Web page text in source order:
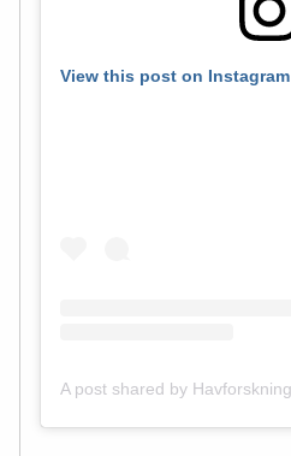
View this post on Instagram